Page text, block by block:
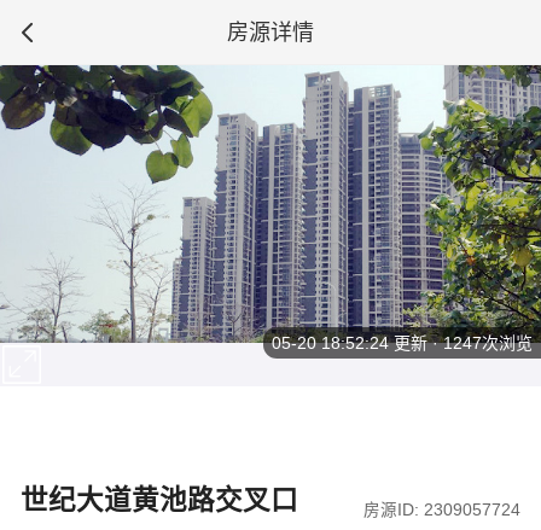
房源详情
世纪大道黄池路交叉口 房源ID: 2309057724
05-20 18:52:24更新 · 1247次浏览